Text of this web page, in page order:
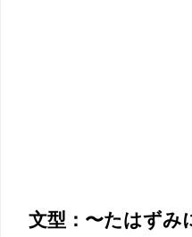
文型：〜たはずみ